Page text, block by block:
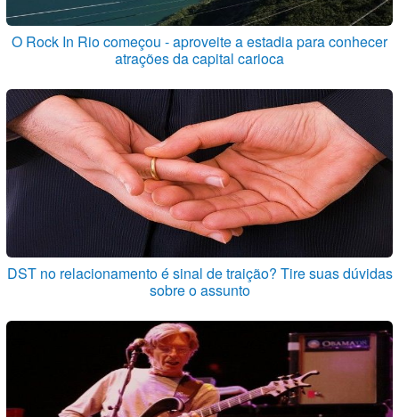
O Rock In Rio começou - aproveite a estadia para conhecer
atrações da capital carioca
DST no relacionamento é sinal de traição? Tire suas dúvidas
sobre o assunto